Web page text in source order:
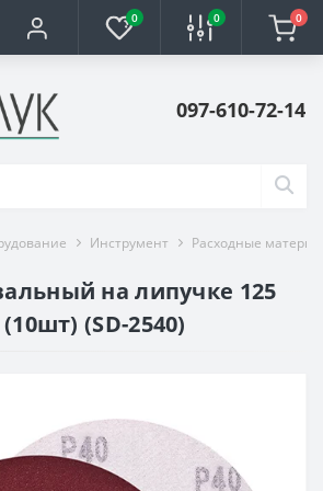
0 0 0
097-610-72-14
Инструмент Расходные
на липучке 125
(SD-2540)